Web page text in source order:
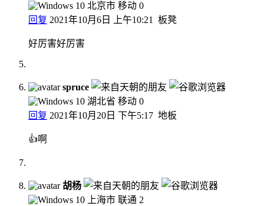
北京市 移动 0
回复 2021年10月6日 上午10:21 板凳
好厉害好厉害
spruce
湖北省 移动 0
回复 2021年10月20日 下午5:17 地板
👍啊
胡杨
上海市 联通 2